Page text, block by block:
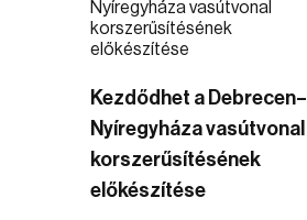
Kezdődhet a Debrecen–
Nyíregyháza vasútvonal
korszerűsítésének
előkészítése